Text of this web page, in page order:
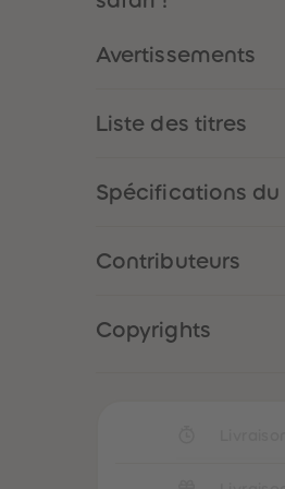
Avertissements
Liste des titres
Spécifications
Contributeurs
Copyrights